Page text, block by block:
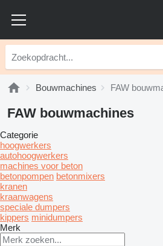
Bouwmachines FAW
FAW bouwmachines
Categorie
hoogwerkers
autohoogwerkers
machines voor beton
betonpompen betonmixers
kranen
kraanwagens
speciale dumpers
kippers minidumpers
Merk